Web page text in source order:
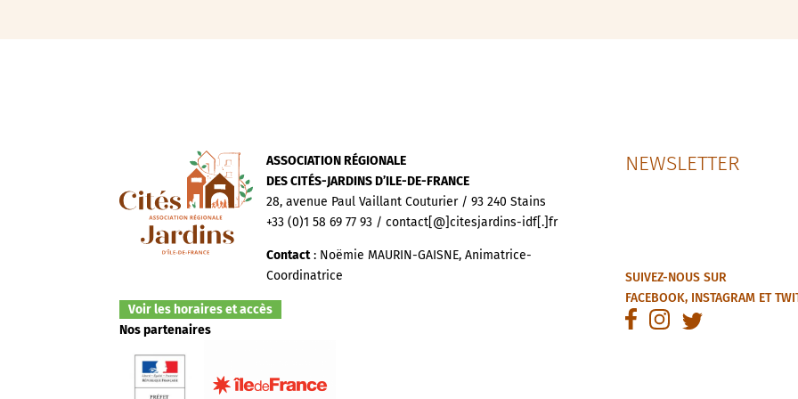
ASSOCIATION RÉGIONALE
DES CITÉS-JARDINS D’ILE-DE-FRANCE
28, avenue Paul Vaillant Couturier / 93 240 Stains
+33 (0)1 58 69 77 93 / contact[@]citesjardins-idf[.]fr
Contact: Noëmie MAURIN-GAISNE, Animatrice-
Coordinatrice
Voir les horaires et accès
Nos partenaires
NEWSLETTER
SUIVEZ-NOUS SUR
FACEBOOK, INSTAGRAMET